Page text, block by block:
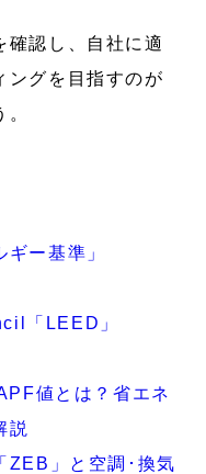
確認し、自社に適
ングを目指すのが
ー基準」
「LEED」
値とは？省エネ
説
ZEB」と空調･換気